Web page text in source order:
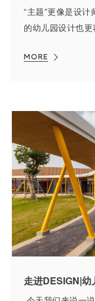
“主题”更像是设
的幼儿园设计也更
MORE
走进DESIGN|